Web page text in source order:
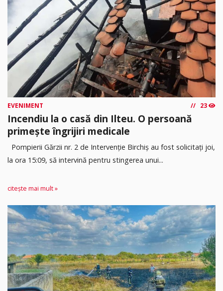
EVENIMENT 23
Incendiu la o casă din Ilteu. O persoană
primește îngrijiri medicale
Pompierii Gărzii nr. 2 de Intervenție Birchiș au fost solicitați joi,
la ora 15:09, să intervină pentru stingerea unui...
citește mai mult »